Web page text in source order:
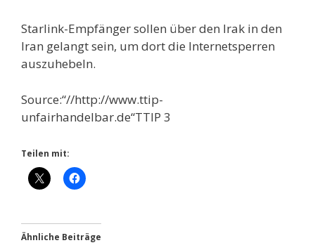
Starlink-Empfänger sollen über den Irak in den
Iran gelangt sein, um dort die Internetsperren
auszuhebeln.
Source:“//http://www.ttip-
unfairhandelbar.de“TTIP 3
Teilen mit:
Ähnliche Beiträge